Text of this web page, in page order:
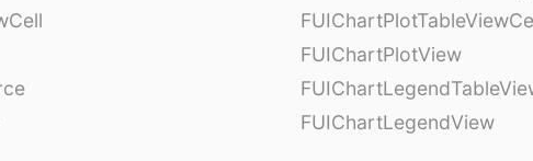
FUIChartPlotView
FUIChartLegendView